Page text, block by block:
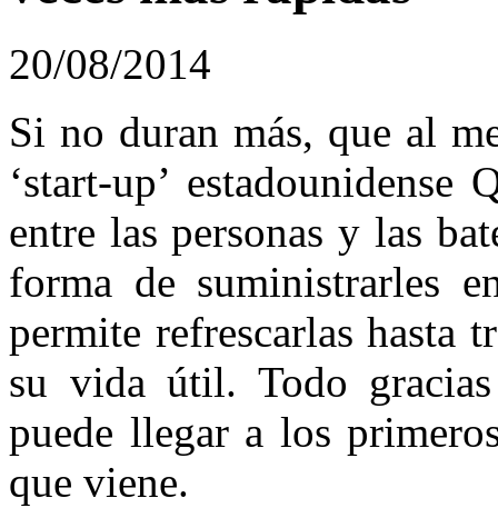
20/08/2014
Si no duran más, que al
‘start-up’
entre las personas y las
forma de suministrarles
permite refrescarlas hasta
su vida útil. Todo
puede llegar a los
que viene.